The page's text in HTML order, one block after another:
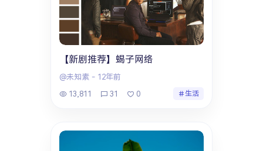
【新剧推荐】蝎子网络
@未知素 - 12年前
13,811
31 0 生活